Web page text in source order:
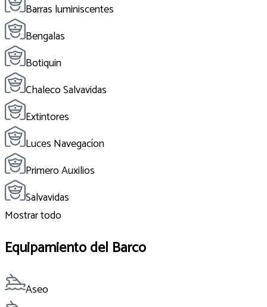
Barras luminiscentes
Bengalas
Botiquin
Chaleco Salvavidas
Extintores
Luces Navegacíon
Primero Auxilios
Salvavidas
Mostrar todo
Equipamiento del Barco
Aseo